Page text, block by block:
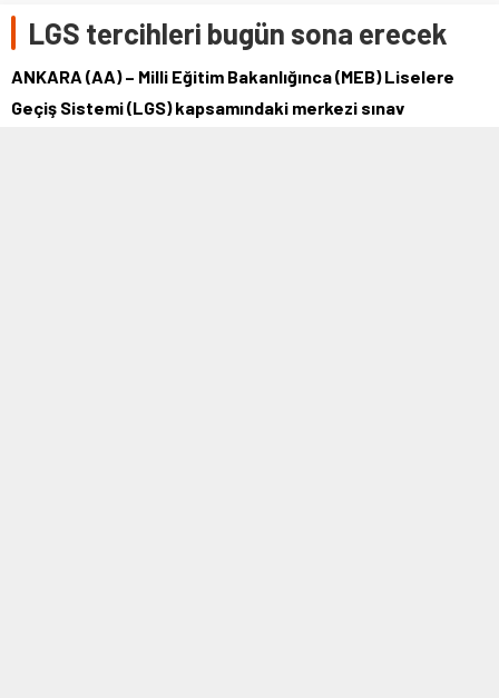
LGS tercihleri bugün sona erecek
ANKARA (AA) – Milli Eğitim Bakanlığınca (MEB) Liselere
Geçiş Sistemi (LGS) kapsamındaki merkezi sınav